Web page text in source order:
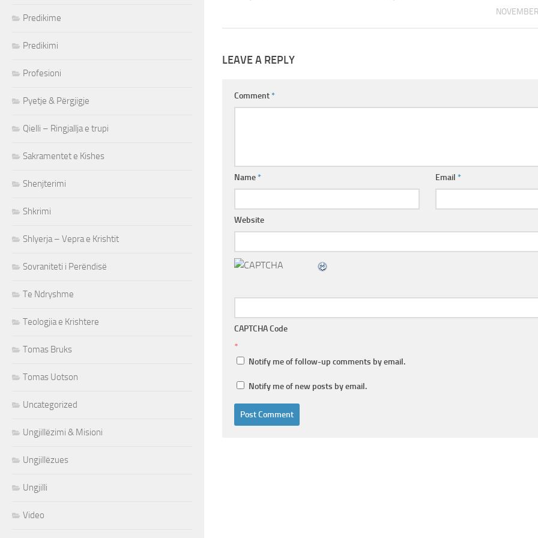
LEAVE A REPLY
Comment*
Name* Email *
Website
CAPTCHA Code
*
Notify me of follow-up comments by email.
Notify me of new posts by email.
Predikime
Predikimi
Profesioni
Pyetje & Përgjigje
Qielli – Ringjallja e trupi
Sakramentet e Kishes
Shenjterimi
Shkrimi
Shlyerja – Vepra e Krishtit
Sovraniteti i Perëndisë
Te Ndryshme
Teologjia e Krishtere
Tomas Bruks
Tomas Uotson
Uncategorized
Ungjillëzimi & Misioni
Ungjillëzues
Ungjilli
Video